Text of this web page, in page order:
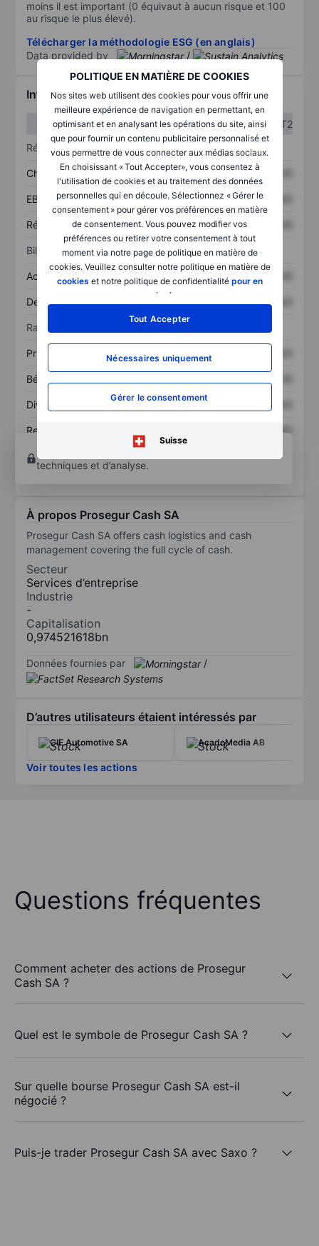
POLITIQUE EN MATIÈRE DE COOKIES
Nos sites web utilisent des cookies pour vous offrir une
meilleure expérience de navigation en permettant, en
optimisant et en analysant les opérations du site, ainsi
que pour fournir un contenu publicitaire personnalisé et
vous permettre de vous connecter aux médias sociaux.
En choisissant « Tout Accepter», vous consentez à
l'utilisation de cookies et au traitement des données
personnelles qui en découle. Sélectionnez « Gérer le
consentement » pour gérer vos préférences en matière
de consentement. Vous pouvez modifier vos
préférences ou retirer votre consentement à tout
moment via notre page de politique en matière de
cookies. Veuillez consulter notre politique en matière de
cookies et notre politique de confidentialité pour en
savoir plus
Tout Accepter
Nécessaires uniquement
Gérer le consentement
Suisse
moins il est important (0 équivaut à aucun risque et 100
au risque le plus élevé).
Télécharger la méthodologie ESG (en anglais)
Data provided by
/
Informations financières
T1
T2
Résultats
Chiffre d’affaires XXXXXXX XXXXXXX
EBITDA XXXXXXX XXXXXXX
Résultat net XXXXXXX
Bilan
Actifs totaux XXXXXXX
Dette totale XXXXXXX XXXXXXX
Ratios
Prix / ventes XXXXXXX
Bénéfice par action
Dividende par action XXXXXXX
Rendement des
XXXXXXX
Ouvrir un compte
pour accéder à d’autres outils
techniques et d’analyse.
À propos Prosegur Cash SA
Prosegur Cash SA offers cash logistics and cash
management covering the full cycle of cash.
Secteur
Services d’entreprise
Industrie
-
Capitalisation
0,974521618bn
Données fournies par /
D’autres utilisateurs étaient intéressés par
CIE Automotive SA AcadeMedia AB
Voir toutes les actions
Questions fréquentes
Comment acheter des actions de Prosegur
Cash SA ?
Quel est le symbole de Prosegur Cash SA ?
Sur quelle bourse Prosegur Cash SA est-il
négocié ?
Puis-je trader Prosegur Cash SA avec Saxo ?